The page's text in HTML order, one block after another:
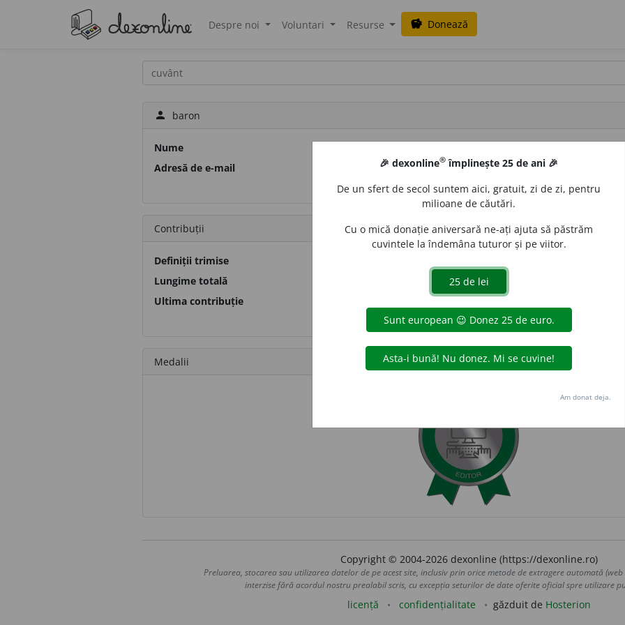
Despre noi Voluntari Resurse savings Donează
person baron
Nume
Adresă de e-mail
baron [AT] seanet [DOT] ro
Contribuții
Definiții trimise
Lungime totală
Ultima contribuție
Medalii
Copyright © 2004-2026 dexonline (https://dexonline.ro)
Preluarea, stocarea sau utilizarea datelor de pe acest site, inclusiv prin orice metode de extragere automată
interzise fără acordul nostru prealabil scris, cu excepția seturilor de date oferite oficial spre utilizare
licență confidențialitate găzduit de Hosterion
🎉 dexonline® împlinește 25 de ani 🎉
De un sfert de secol suntem aici, gratuit, zi de zi, pentru
milioane de căutări.
Cu o mică donație aniversară ne-ați ajuta să păstrăm
cuvintele la îndemâna tuturor și pe viitor.
Am donat deja.